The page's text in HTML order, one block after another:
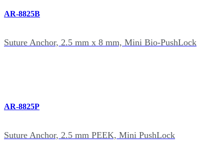
AR-8825B
Suture Anchor, 2.5 mm x 8 mm, Mini Bio-PushLock
AR-8825P
Suture Anchor, 2.5 mm PEEK, Mini PushLock